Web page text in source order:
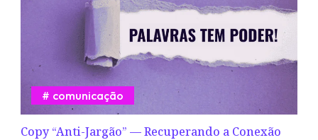
Copy “Anti-Jargão” — Recuperando a Conexão
comunicação